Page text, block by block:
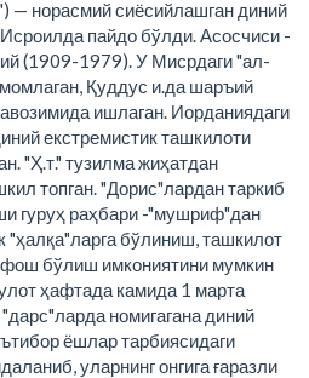
— норасмий сиёсийлашган диний
пайдо бўлди. Асосчиси -
(1909-1979). У Мисрдаги "ал-
Қуддус и.да шаръий
ишлаган. Иорданиядаги
екстремистик ташкилоти
"Ҳ.т." тузилма жиҳатдан
топган. "Дорис"лардан таркиб
гуруҳ раҳбари -"мушриф"дан
"ҳалқа"ларга бўлиниш, ташкилот
фош бўлиш имкониятини мумкин
ҳафтада камида 1 марта
номигагана диний
ёшлар тарбиясидаги
уларнинг онгига ғаразли